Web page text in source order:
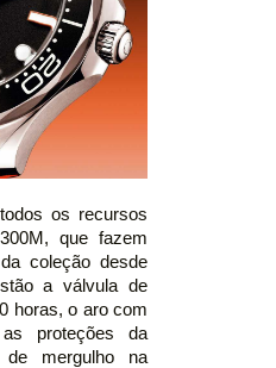
os recursos
que fazem
coleção desde
a válvula de
horas, o aro com
as proteções da
mergulho na